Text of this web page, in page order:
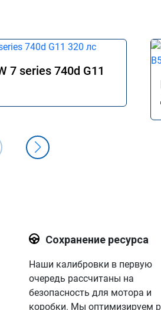
7 series 740d G11
Сохранение ресурса
Наши калибровки в первую
очередь рассчитаны на
безопасность для мотора и
коробки. Мы оптимизируем